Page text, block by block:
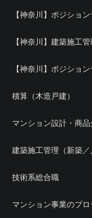
【神奈川】ポジショ
【神奈川】建築施工
【神奈川】ポジショ
積算（木造戸建）
マンション設計・商品
建築施工管理（新築／
技術系総合職
マンション事業のプ